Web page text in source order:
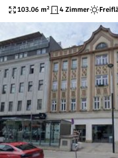
traumhaftem Ausblick auf
mit Balkon! Stellplatz in
Tiefgarage optional
103.06 m² 4 Zimmer